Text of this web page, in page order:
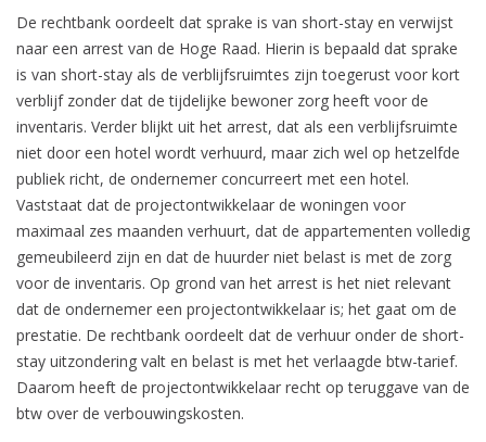
De rechtbank oordeelt dat sprake is van short-stay en verwijst
naar een arrest van de Hoge Raad. Hierin is bepaald dat sprake
is van short-stay als de verblijfsruimtes zijn toegerust voor kort
verblijf zonder dat de tijdelijke bewoner zorg heeft voor de
inventaris. Verder blijkt uit het arrest, dat als een verblijfsruimte
niet door een hotel wordt verhuurd, maar zich wel op hetzelfde
publiek richt, de ondernemer concurreert met een hotel.
Vaststaat dat de projectontwikkelaar de woningen voor
maximaal zes maanden verhuurt, dat de appartementen volledig
gemeubileerd zijn en dat de huurder niet belast is met de zorg
voor de inventaris. Op grond van het arrest is het niet relevant
dat de ondernemer een projectontwikkelaar is; het gaat om de
prestatie. De rechtbank oordeelt dat de verhuur onder de short-
stay uitzondering valt en belast is met het verlaagde btw-tarief.
Daarom heeft de projectontwikkelaar recht op teruggave van de
btw over de verbouwingskosten.